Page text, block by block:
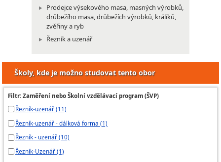
Prodejce výsekového masa, masných výrobků,
drůbežího masa, drůbežích výrobků, králíků,
zvěřiny a ryb
Řezník a uzenář
Školy, kde je možno studovat tento obor
Filtr: Zaměření nebo Školní vzdělávací program (ŠVP)
Řezník-uzenář (11)
Řezník-uzenář - dálková forma (1)
Řezník - uzenář (10)
Řezník-Uzenář (1)